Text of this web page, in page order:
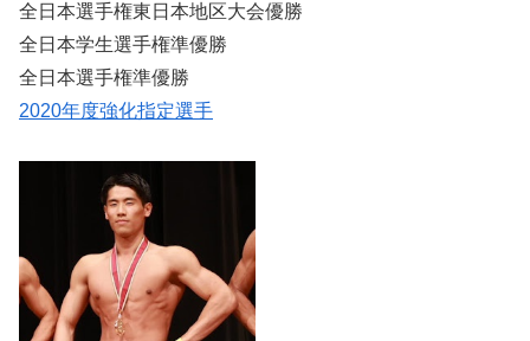
全日本選手権東日本地区大会優勝
全日本学生選手権準優勝
全日本選手権準優勝
2020年度強化指定選手